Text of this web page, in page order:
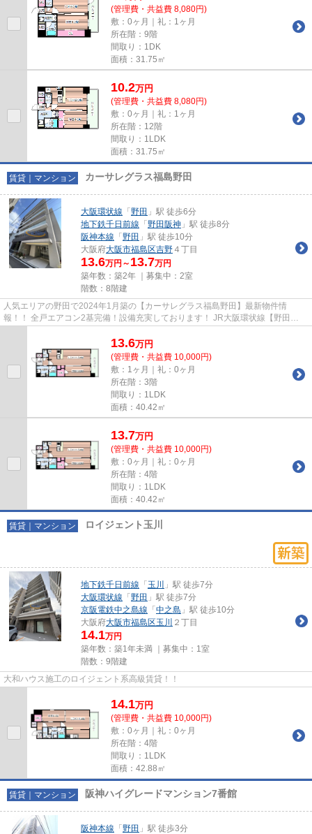
(管理費・共益費 8,080円)
敷：0ヶ月｜礼：1ヶ月
所在階：9階
間取り：1DK
面積：31.75㎡
10.2万円
(管理費・共益費 8,080円)
敷：0ヶ月｜礼：1ヶ月
所在階：12階
間取り：1LDK
面積：31.75㎡
賃貸｜マンション カーサレグラス福島野田
大阪環状線 「 野田 」駅 徒歩6分
地下鉄千日前線 「 野田阪神 」駅 徒歩8分
阪神本線 「 野田 」駅 徒歩10分
大阪府大阪市福島区吉野 ４丁目
13.6万円～ 13.7万円
築年数：築2年 ｜募集中： 2室
階数：8階建
人気エリアの野田で2024年1月築の【カーサレグラス福島野田】最新物件情
報！！ 全戸エアコン2基完備！設備充実しております！ JR大阪環状線【野田
13.6万円
(管理費・共益費 10,000円)
敷：1ヶ月｜礼：0ヶ月
所在階：3階
間取り：1LDK
面積：40.42㎡
13.7万円
(管理費・共益費 10,000円)
敷：0ヶ月｜礼：0ヶ月
所在階：4階
間取り：1LDK
面積：40.42㎡
賃貸｜マンション ロイジェント玉川
地下鉄千日前線 「 玉川
」駅 徒歩7分
大阪環状線 「 野田 」駅 徒歩7分
京阪電鉄中之島線 「 中之島 」駅 徒歩10分
大阪府大阪市福島区玉川 ２丁目
14.1万円
築年数：築1年未満 ｜募集中： 1室
階数：9階建
大和ハウス施工のロイジェント系高級賃貸！！
14.1万円
(管理費・共益費 10,000円)
敷：0ヶ月｜礼：0ヶ月
所在階：4階
間取り：1LDK
面積：42.88㎡
賃貸｜マンション 阪神ハイグレードマンション7番館
阪神本線 「 野田 」駅 徒歩3分